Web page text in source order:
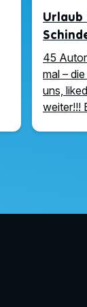
Urlaub
45
mal –
uns,
weiter!!!